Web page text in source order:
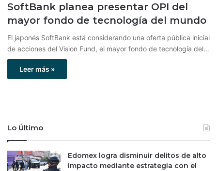
SoftBank planea presentar OPI del
mayor fondo de tecnología del mundo
El japonés SoftBank está considerando una oferta pública inicial
de acciones del Vision Fund, el mayor fondo de tecnología del…
Leer más »
Lo Último
Edomex logra disminuir delitos de alto
impacto mediante estrategia con el